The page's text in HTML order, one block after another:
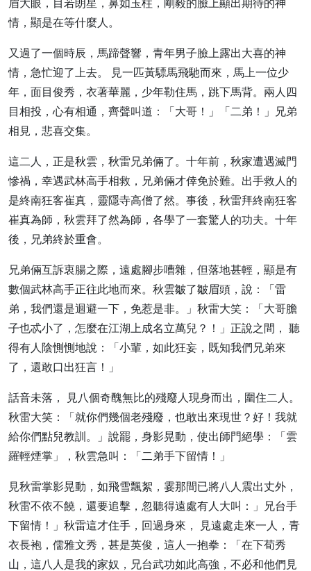
眉大眼，目若朗星，鼻如玉柱，剛毅的臉上顯出期待的神
情，顯是在等什麼人。
又過了一個時辰，馬蹄聲響，青年男子臉上露出大喜的神
情，急忙迎了上去。 見一匹黃驃馬飛馳而來，馬上一位少
年，面目俊秀，衣著華麗，少年勒住馬，跳下馬背。兩人四
目相投，心有相通，齊聲叫道：「大哥！」「二弟！」兄弟
相見，悲喜交集。
這二人，正是秋雲，秋雷兄弟倆了。十年前，秋家遭遇滅門
慘禍，幸遇武林高手相救，兄弟倆才倖免於難。出手救人的
是終南狂客崔真，靈隱寺高僧了然。事後，秋雷拜終南狂客
崔真為師，秋雲拜了然為師，各學了一套驚人的功夫。十年
後，兄弟終於重會。
兄弟倆互訴衷腸之際，遠處腳步嘈雜，但落地甚輕，顯是有
數個武林高手正往此地而來。秋雲皺了皺眉頭，說：「雷
弟，我們還是迴避一下，免惹是非。」秋雷大笑：「大哥膽
子也忒小了，怎麼在江湖上成名立萬兒？！」正說之間， 聽
得有人陰惻惻地說：「小輩，如此狂妄，既知我們兄弟來
了，還敢口出狂言！」
話音未落， 見八個奇醜無比的殘廢人現身而出，圍住二人。
秋雷大笑：「就你們幾個老殘廢，也敢出來現世？好！我就
給你們點兒教訓。」說罷，身影晃動，使出師門絕學：「雲
羅輕煙掌」，秋雲急叫：「二弟手下留情！」
見秋雷掌影晃動，如飛雪飄絮，霎那間已將八人震出丈外，
秋雷不依不饒，還要追擊，忽聽得遠處有人大叫：」兄台手
下留情！」秋雷這才住手，回過身來， 見遠處走來一人，青
衣長袍，儒雅文秀，甚是英俊，這人一抱拳：「在下荀秀
山，這八人是我的家奴，兄台武功如此高強，不必和他們見